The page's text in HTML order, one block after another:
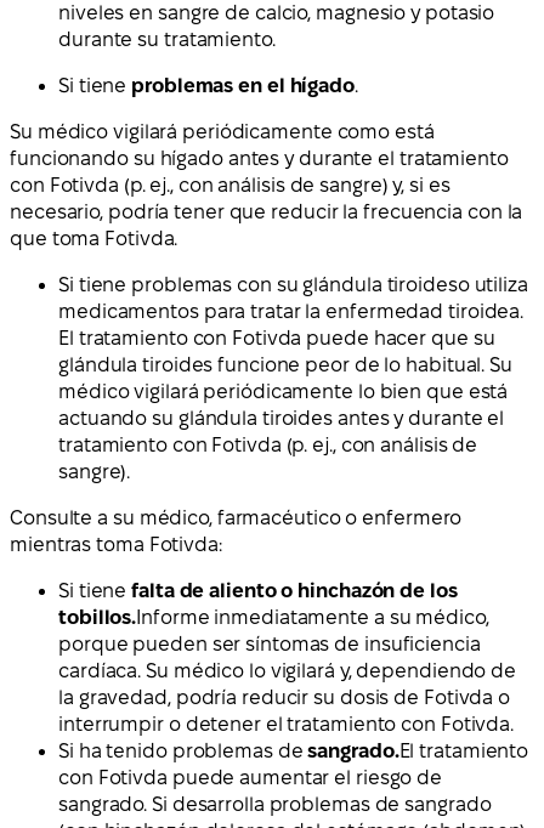
niveles en sangre de calcio, magnesio y potasio
durante su tratamiento.
Si tiene problemas en el hígado.
Su médico vigilará periódicamente como está
funcionando su hígado antes y durante el tratamiento
con Fotivda (p. ej., con análisis de sangre) y, si es
necesario, podría tener que reducir la frecuencia con la
que toma Fotivda.
Si tiene problemas con su glándula tiroideso utiliza
medicamentos para tratar la enfermedad tiroidea.
El tratamiento con Fotivda puede hacer que su
glándula tiroides funcione peor de lo habitual. Su
médico vigilará periódicamente lo bien que está
actuando su glándula tiroides antes y durante el
tratamiento con Fotivda (p. ej., con análisis de
sangre).
Consulte a su médico, farmacéutico o enfermero
mientras toma Fotivda:
Si tienefalta de aliento o hinchazón de los
tobillos. Informe inmediatamente a su médico,
porque pueden ser síntomas de insuficiencia
cardíaca. Su médico lo vigilará y, dependiendo de
la gravedad, podría reducir su dosis de Fotivda o
interrumpir o detener el tratamiento con Fotivda.
Si ha tenido problemas desangrado.El tratamiento
con Fotivda puede aumentar el riesgo de
sangrado. Si desarrolla problemas de sangrado